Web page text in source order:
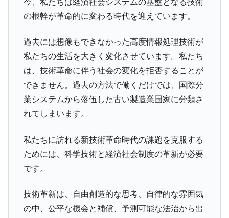
今、私たちは経済社会システムの基盤となる技術
の根幹が革命的に変わる時代を迎えています。
過去には想像もできなかった高度情報処理技術が
私たちの生活を大きく変化させています。私たち
は、技術革命に伴う社会の変化を拒否することが
できません。過去の方法で働くだけでは、国際分
業システムから落伍した古い製造業国家に分類さ
れてしまいます。
私たちに訪れる新技術革命時代の課題を克服する
ためには、科学技術と経済社会制度の革新が必要
です。
技術革新は、自由創造的な思考、自律的な雰囲気
の中、公平な機会と補償、予測可能な法治から出